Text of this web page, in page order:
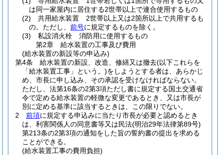
は同一家屋内に居住する2世帯以上で連合使用するもの
(2)
共用給水装置 2世帯以上又は2箇所以上で共用するも
の。 ただし、 前号に規定するものを除く。
(3)
私設消火栓 消防用に使用するもの
第2章
給水装置の工事及び費用
(給水装置の新設等の申込み)
第4条
給水装置の新設、改造、修繕又は撤去(以下これらを
「給水装置工事」という。)をしようとする者は、あらかじ
め、市長に申し込み、その承認を受けなければならない。
ただし、法第16条の2第3項ただし書に規定する国土交通省
令で定める給水装置の軽微な変更であるとき、又は市長が
別に定める基準に該当するときは、この限りでない。
2
前項に規定する申込みに当たり市長が必要と認めるとき
は、利害関係人の同意書等又は民法(明治29年法律第89号)
第213条の2第3項の通知をした旨の誓約書の提出を求める
ことができる。
(給水装置工事の費用負担)